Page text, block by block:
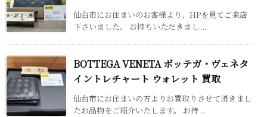
仙台市にお住まいのお客様より、HPを見てご来店
下さいました。 お持ちいただきまし ...
BOTTEGA VENETA ボッテガ・ヴェネタ
イントレチャート ウォレット 買取
仙台市にお住まいの方よりお買取りさせて頂きまし
たお品物をご紹介いたします。 お持 ...